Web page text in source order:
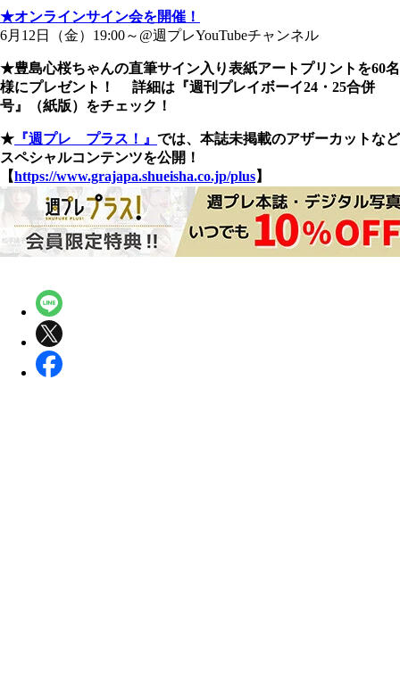
★オンラインサイン会を開催！
6月12日（金）19:00～@週プレYouTubeチャンネル
★豊島心桜ちゃんの直筆サイン入り表紙アートプリントを60名
様にプレゼント！ 詳細は『週刊プレイボーイ24・25合併
号』（紙版）をチェック！
★ 『週プレ プラス！』 では、本誌未掲載のアザーカットなど
スペシャルコンテンツを公開！
【https://www.grajapa.shueisha.co.jp/plus】